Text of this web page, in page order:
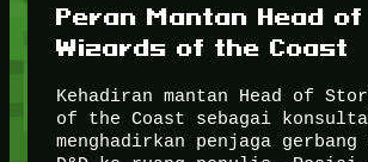
Peran Mantan Head
Wizards of the Coast
Kehadiran mantan Head of
of the Coast sebagai
menghadirkan penjaga